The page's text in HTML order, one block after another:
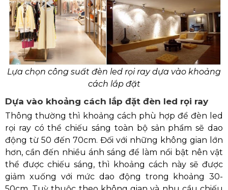
Lựa chọn công suất đèn led rọi ray dựa vào khoảng
cách lắp đặt
Dựa vào khoảng cách lắp đặt đèn led rọi ray
Thông thường thì khoảng cách phù hợp để đèn led
rọi ray có thể chiếu sáng toàn bộ sản phẩm sẽ dao
động từ 50 đến 70cm. Đối với những không gian lớn
hơn, cần đến nhiều ánh sáng để làm nổi bật nên vật
thể được chiếu sáng, thì khoảng cách này sẽ được
giảm xuống với mức dao động trong khoảng 30-